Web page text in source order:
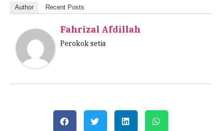
Author Recent Posts
Fahrizal Afdillah
Perokok setia